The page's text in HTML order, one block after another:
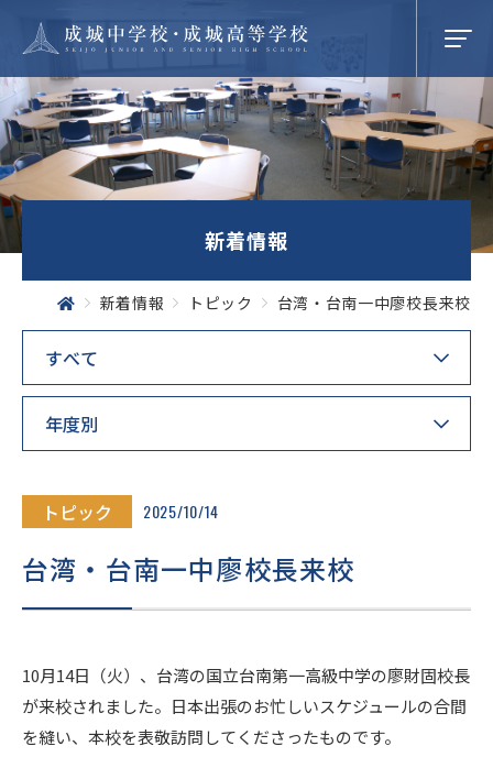
学校紹介
成城での学び
学校生活
SEIJO STORIES
進路・進学
入試情報
在校生・
保護者の
皆様へ
卒業生の
皆様へ
地域の
皆様へ
新着情報
新着情報 トピック 台湾・台南一中廖校長来校
トピック 2025/10/14
台湾・台南一中廖校長来校
10月14日（火）、台湾の国立台南第一高級中学の廖財固校長
が来校されました。日本出張のお忙しいスケジュールの合間
を縫い、本校を表敬訪問してくださったものです。